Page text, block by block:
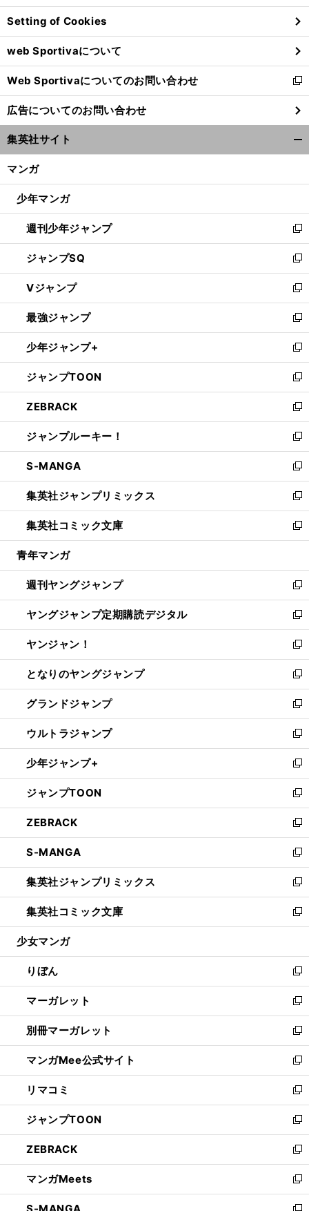
ン
ド
ウ
で
開
く
Setting of Cookies
web Sportivaについて
Web Sportivaについてのお問い合わせ
新
し
い
ウ
ィ
ン
ウ
開
く
広告についてのお問い合わせ
集英社サイト
マンガ
少年マンガ
週刊少年ジャンプ
新
し
い
ウ
ィ
ン
ド
ウ
で
開
く
ジャンプSQ
新
し
い
ウ
ィ
ン
ド
ウ
で
開
く
Vジャンプ
新
し
い
ウ
ィ
ン
ド
ウ
で
開
く
最強ジャンプ
新
し
い
ウ
ィ
ン
ド
ウ
で
開
く
少年ジャンプ+
新
し
い
ウ
ィ
ン
ド
ウ
で
開
く
ジャンプTOON
新
し
い
ウ
ィ
ン
ド
ウ
で
開
く
ZEBRACK
新
し
い
ウ
ィ
ン
ド
ウ
で
開
ジャンプルーキー！
新
し
い
ウ
ィ
ン
ド
ウ
開
く
S-MANGA
新
し
い
ウ
ィ
ン
ウ
で
開
く
集英社ジャンプリミックス
新
し
い
ウ
ン
ド
ウ
で
開
く
集英社コミック文庫
新
し
ウ
ィ
ン
ド
ウ
で
開
く
青年マンガ
週刊ヤングジャンプ
新
し
い
ウ
ィ
ン
ド
ウ
で
開
く
ヤングジャンプ定期購読デジタル
新
し
い
ウ
ィ
ン
ド
ウ
で
開
く
ヤンジャン！
新
し
い
ウ
ィ
ン
ド
ウ
で
開
く
となりのヤングジャンプ
新
し
い
ウ
ィ
ン
ド
ウ
で
開
く
グランドジャンプ
新
し
い
ウ
ィ
ン
ド
ウ
で
開
く
ウルトラジャンプ
新
し
い
ウ
ィ
ン
ド
ウ
で
開
く
少年ジャンプ+
新
し
い
ウ
ィ
ン
ド
ウ
で
開
く
ジャンプTOON
新
し
い
ウ
ィ
ン
ド
ウ
で
開
ZEBRACK
新
し
い
ウ
ィ
ン
ド
ウ
開
く
S-MANGA
新
し
い
ウ
ィ
ン
ウ
で
開
く
集英社ジャンプリミックス
新
し
い
ウ
ン
ド
ウ
で
開
く
集英社コミック文庫
新
し
ウ
ィ
ン
ド
ウ
で
開
く
少女マンガ
りぼん
新
し
い
ウ
ィ
ン
ド
ウ
で
開
く
マーガレット
新
し
い
ウ
ィ
ン
ド
ウ
で
開
く
別冊マーガレット
新
し
い
ウ
ィ
ン
ド
ウ
で
開
く
マンガMee公式サイト
新
し
い
ウ
ィ
ン
ド
ウ
で
開
く
リマコミ
新
し
い
ウ
ィ
ン
ド
ウ
ジャンプTOON
新
し
い
ウ
ィ
ン
ZEBRACK
新
し
い
ウ
マンガMeets
新
し